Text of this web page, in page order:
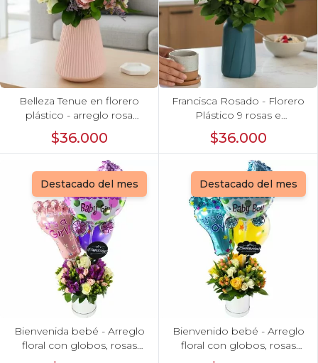
Belleza Tenue en florero
plástico - arreglo rosa
$36.000
Francisca Rosado - Florero
Plástico 9 rosas e
hypericum
$36.000
Destacado del mes
Bienvenida bebé - Arreglo
floral con globos, rosas
blanci, minirosas rosado,
Destacado del mes
Bienvenido bebé - Arreglo
floral con globos, rosas
amarillo, minirosas blanco,